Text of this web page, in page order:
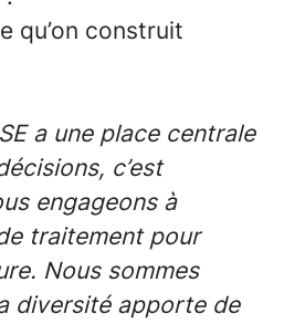
qu’on construit
a une place centrale
c’est
engageons à
traitement pour
Nous sommes
diversité apporte de